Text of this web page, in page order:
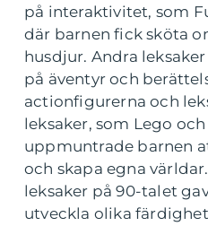
på interaktivitet, som
där barnen fick sköta
husdjur. Andra
på äventyr och
actionfigurerna och
leksaker, som Lego
uppmuntrade barnen
och skapa egna
leksaker på 90-talet
utveckla olika